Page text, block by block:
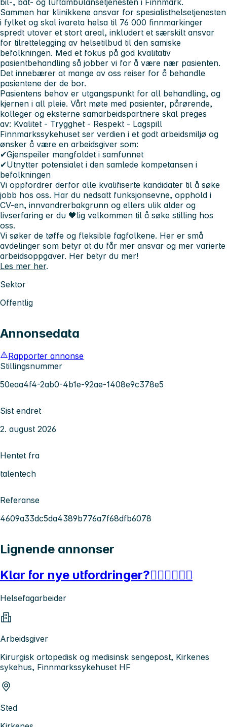
Sammen har klinikkene ansvar for spesialisthelsetjenesten
i fylket og skal ivareta helsa til 76 000 finnmarkinger
spredt utover et stort areal, inkludert et særskilt ansvar
for tilrettelegging av helsetilbud til den samiske
befolkningen. Med et fokus på god kvalitativ
pasientbehandling så jobber vi for å være nær pasienten.
Det innebærer at mange av oss reiser for å behandle
pasientene der de bor.
Pasientens behov er utgangspunkt for all behandling, og
kjernen i all pleie. Vårt møte med pasienter, pårørende,
kolleger og eksterne samarbeidspartnere skal preges
av: Kvalitet - Trygghet - Respekt - Lagspill
Finnmarkssykehuset ser verdien i et godt arbeidsmiljø og
ønsker å være en arbeidsgiver som:
✔Gjenspeiler mangfoldet i samfunnet
✔Utnytter potensialet i den samlede kompetansen i
befolkningen
Vi oppfordrer derfor alle kvalifiserte kandidater til å søke
jobb hos oss. Har du nedsatt funksjonsevne, opphold i
CV-en, innvandrerbakgrunn og ellers ulik alder og
livserfaring er du 🧡lig velkommen til å søke stilling hos
oss.
Vi søker de tøffe og fleksible fagfolkene. Her er små
avdelinger som betyr at du får mer ansvar og mer varierte
arbeidsoppgaver. Her betyr du mer!
Les mer her.
Sektor
Offentlig
Annonsedata
Rapporter annonse
Stillingsnummer
50eaa4f4-2ab0-4b1e-92ae-1408e9c378e5
Sist endret
2. august 2026
Hentet fra
talentech
Referanse
4609a33dc5da4389b776a7f68dfb6078
Lignende annonser
Klar for nye utfordringer?👨🏻‍⚕️👩🏻‍⚕️
Helsefagarbeider
Arbeidsgiver
Kirurgisk ortopedisk og medisinsk sengepost, Kirkenes
sykehus, Finnmarkssykehuset HF
Sted